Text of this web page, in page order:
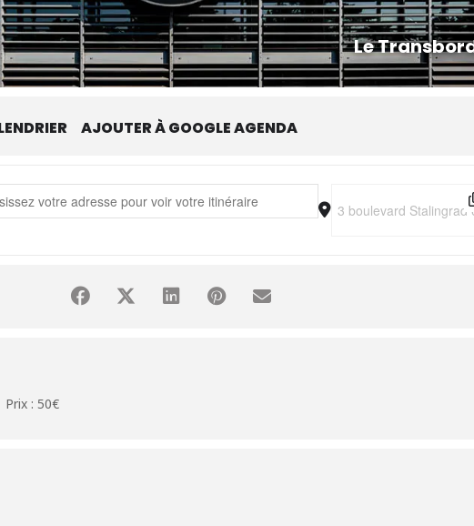
Le
AJOUTER À GOOGLE AGENDA
- Louis Bertignac [8Cts6SNVv] [] Destination Address -
: 50€